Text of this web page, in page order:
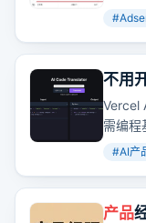
意味
#
不用
品
Vercel
需编程
过在
速部署
#AI产
产品